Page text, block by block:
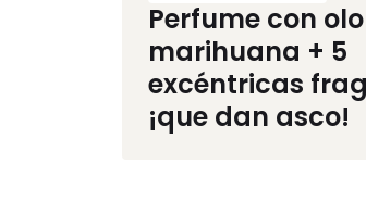
Perfume con
marihuana + 5
excéntricas
¡que dan asco!